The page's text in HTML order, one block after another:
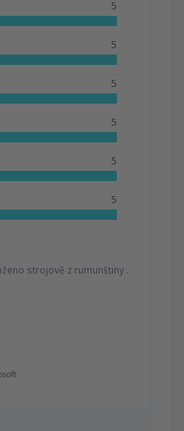
5
5
5
5
5
5
strojově z rumunštiny .